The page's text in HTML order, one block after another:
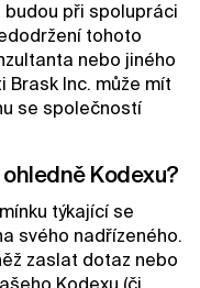
budou při spolupráci
tohoto
nebo jiného
Inc. může mít
se společností
Kodexu?
týkající se
svého nadřízeného.
zaslat dotaz nebo
Kodexu (či